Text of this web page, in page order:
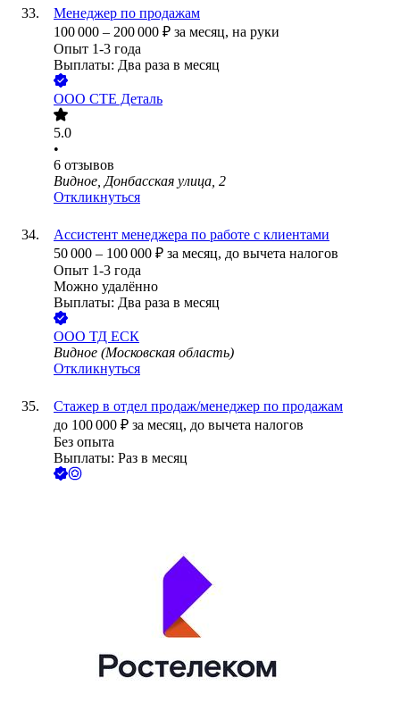
Менеджер по продажам
100 000 – 200 000 ₽ за месяц, на руки
Опыт 1-3 года
Выплаты: Два раза в месяц
ООО СТЕ Деталь
5.0
•
6 отзывов
Видное, Донбасская улица, 2
Откликнуться
Ассистент менеджера по работе с клиентами
50 000 – 100 000 ₽ за месяц, до вычета налогов
Опыт 1-3 года
Можно удалённо
Выплаты: Два раза в месяц
ООО ТД ЕСК
Видное (Московская область)
Откликнуться
Стажер в отдел продаж/менеджер по продажам
до 100 000 ₽ за месяц, до вычета налогов
Без опыта
Выплаты: Раз в месяц